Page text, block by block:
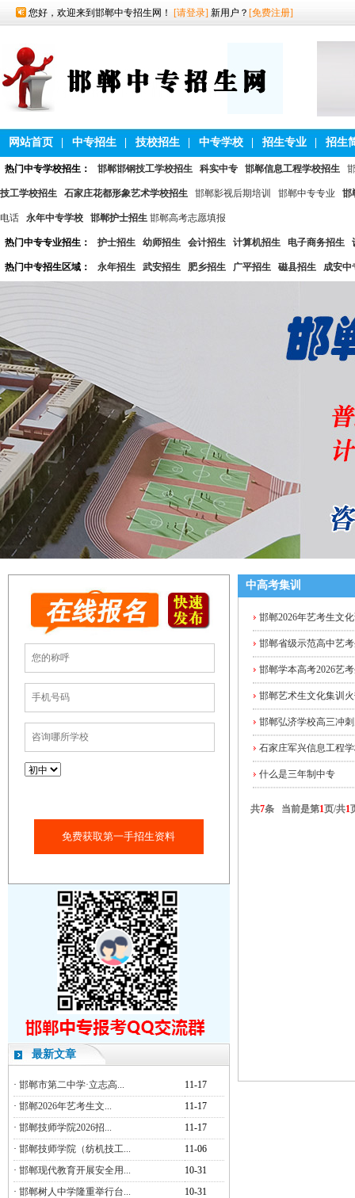
您好，欢迎来到邯郸中专招生网！ [请登录] 新用户？ [免费注册]
网站首页 中专招生 技校招生 中专学校 招生专业 招生
热门中专学校招生： 邯郸邯钢技工学校招生 科实中专 邯郸信息工程学校招生
技工学校招生 石家庄花都形象艺术学校招生 邯郸影视后期培训 邯郸中专专业 邯
电话 永年中专学校 邯郸护士招生 邯郸高考志愿填报
热门中专专业招生： 护士招生 幼师招生 会计招生 计算机招生 电子商务招生
热门中专招生区域： 永年招生 武安招生 肥乡招生 广平招生 磁县招生 成安中
免费获取第一手招生资料
最新文章
· 邯郸市第二中学·立志高...
11-17
· 邯郸2026年艺考生文...
11-17
· 邯郸技师学院2026招...
11-17
· 邯郸技师学院（纺机技工...
11-06
· 邯郸现代教育开展安全用...
10-31
· 邯郸树人中学隆重举行台...
10-31
中高考集训
邯郸2026年艺考生文
邯郸省级示范高中艺
邯郸学本高考2026艺
邯郸艺术生文化集训
邯郸弘济学校高三冲
石家庄军兴信息工程
什么是三年制中专
共7条 当前是第1页/共1